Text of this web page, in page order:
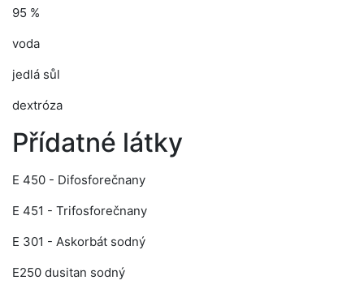
95 %
voda
jedlá sůl
dextróza
Přídatné látky
E 450 - Difosforečnany
E 451 - Trifosforečnany
E 301 - Askorbát sodný
E250 dusitan sodný